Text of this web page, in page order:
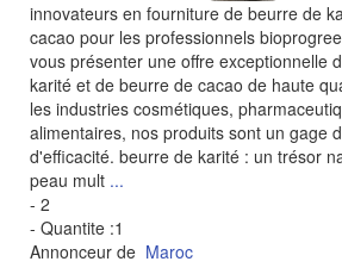
innovateurs en fourniture de beurre de
cacao pour les professionnels
vous présenter une offre exceptionnelle
karité et de beurre de cacao de haute
les industries cosmétiques,
alimentaires, nos produits sont un gage
d'efficacité. beurre de karité : un trésor
peau mult ...
- 2
- Quantite :1
Annonceur de Maroc